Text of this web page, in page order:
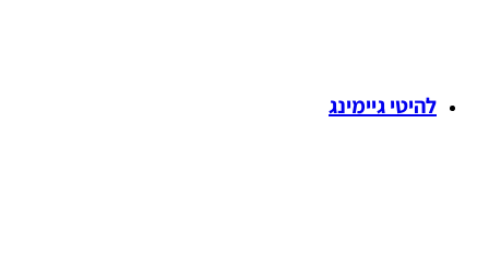
להיטי גיימינג